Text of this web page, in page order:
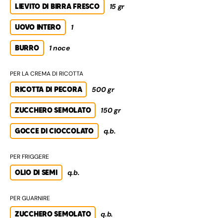
LIEVITO DI BIRRA FRESCO 15 gr
UOVO INTERO 1
BURRO 1 noce
PER LA CREMA DI RICOTTA
RICOTTA DI PECORA 500 gr
ZUCCHERO SEMOLATO 150 gr
GOCCE DI CIOCCOLATO q.b.
PER FRIGGERE
OLIO DI SEMI q.b.
PER GUARNIRE
ZUCCHERO SEMOLATO q.b.